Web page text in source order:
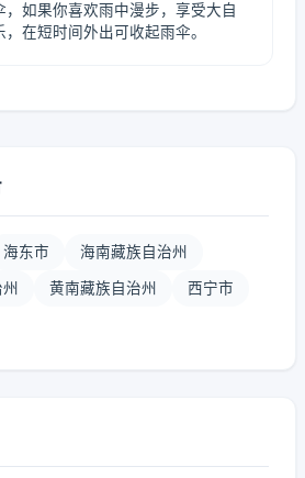
如果你喜欢雨中漫步，享受大自
在短时间外出可收起雨伞。
海东市 海南藏族自治州
黄南藏族自治州 西宁市